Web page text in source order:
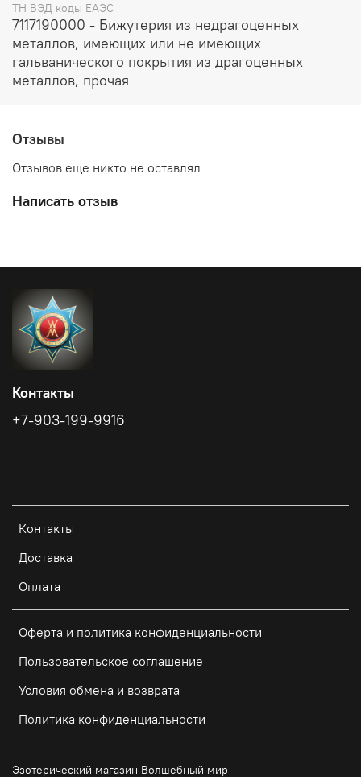
ТН ВЭД коды ЕАЭС
7117190000 - Бижутерия из недрагоценных
металлов, имеющих или не имеющих
гальванического покрытия из драгоценных
металлов, прочая
Отзывы
Отзывов еще никто не оставлял
Написать отзыв
Контакты
Доставка
Оплата
Оферта и политика конфиденциальности
Пользовательское соглашение
Условия обмена и возврата
Политика конфиденциальности
Контакты
+7-903-199-9916
Эзотерический магазин Волшебный мир